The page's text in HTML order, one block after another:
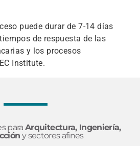
puede durar de 7-14 días
de respuesta de las
y los procesos
Institute.
paraArquitectura, Ingeniería,
y sectores afines